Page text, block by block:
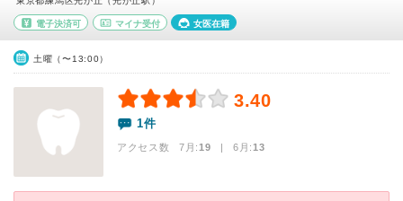
電子決済可 マイナ受付 女医在籍
土曜（〜13:00）
3.40
1件
アクセス数 7月:19 | 6月:13